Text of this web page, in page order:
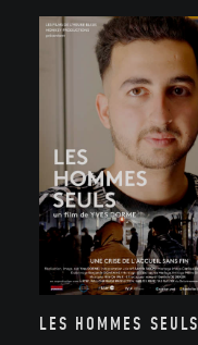
LES HOMMES SEULS